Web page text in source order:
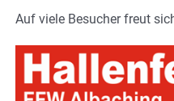
Auf viele Besucher freut